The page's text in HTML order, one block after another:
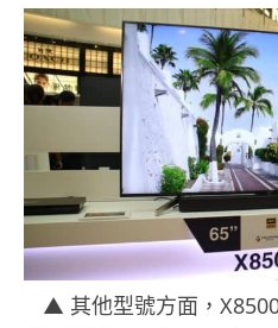
▲ 其他型號方面，